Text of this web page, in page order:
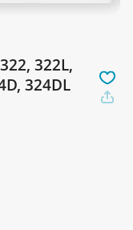
322L,
324DL